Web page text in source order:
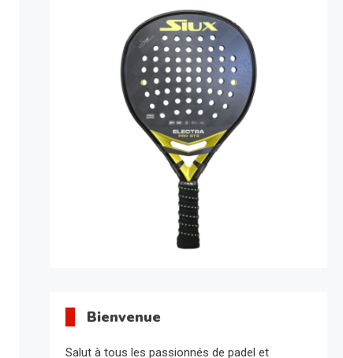
Bienvenue
Salut à tous les passionnés de padel et